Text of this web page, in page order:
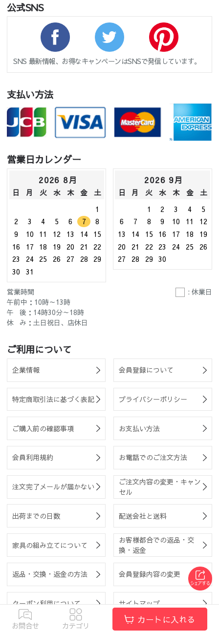
公式SNS
SNS 最新情報、お得なキャンペーンはSNSで発信しています。
支払い方法
営業日カレンダー
2026 8月
日 月 火 水 木 金
土
1
2
3 4 5 6 7
8
9
10 11 12 13 14
15
16
17 18 19 20 21
22
23
24 25 26 27 28
29
30
31
2026 9月
日 月 火 水 木 金
土
1
2 3 4
5
6
7 8 9 10 11
12
13
14 15 16 17 18
19
20
21 22 23 24 25
26
27
28 29 30
営業時間
: 休業日
午前中：10時～13時
午 後：14時30分～18時
休 み：土日祝日、店休日
ご利用について
企業情報 会員登録について
特定商取引法に基づく表記 プライバシーポリシー
ご購入前の確認事項 お支払い方法
会員利用規約 お電話でのご注文方法
注文完了メールが届かない
ご注文内容の変更・キャン
セル
出荷までの日数 配送会社と送料
家具の組み立てについて
お客様都合での返品・交
換・返金
返品・交換・返金の方法 会員登録内容の変更
クーポン利用について サイトマップ
お問合せ カテゴリ
カートに入れる